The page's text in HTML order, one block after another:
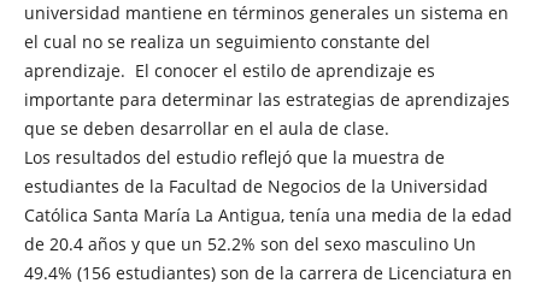
universidad mantiene en términos generales un sistema en
el cual no se realiza un seguimiento constante del
aprendizaje. El conocer el estilo de aprendizaje es
importante para determinar las estrategias de aprendizajes
que se deben desarrollar en el aula de clase.
Los resultados del estudio reflejó que la muestra de
estudiantes de la Facultad de Negocios de la Universidad
Católica Santa María La Antigua, tenía una media de la edad
de 20.4 años y que un 52.2% son del sexo masculino Un
49.4% (156 estudiantes) son de la carrera de Licenciatura en